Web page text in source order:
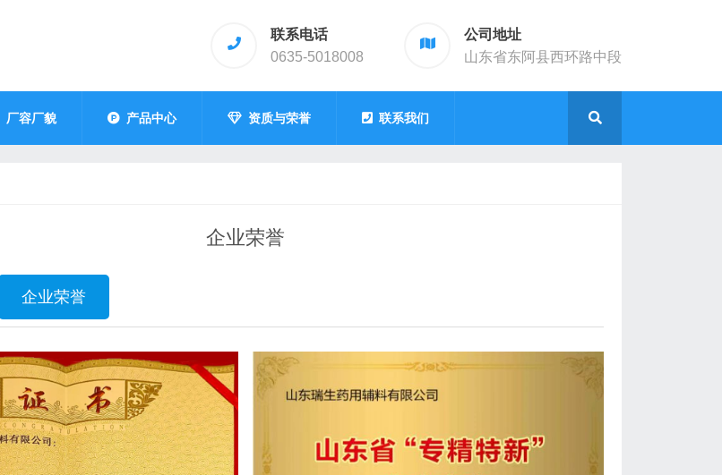
联系电话
0635-5018008
公司地址
山东省东阿县西环路中段
厂容厂貌 产品中心 资质与荣誉 联系我们
企业荣誉
企业荣誉